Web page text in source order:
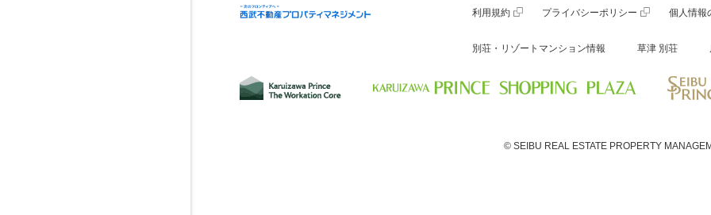
利用規約 プライバシーポリシー 個人情報
別荘・リゾートマンション情報 草津 別荘
© SEIBU REAL ESTATE PROPERTY